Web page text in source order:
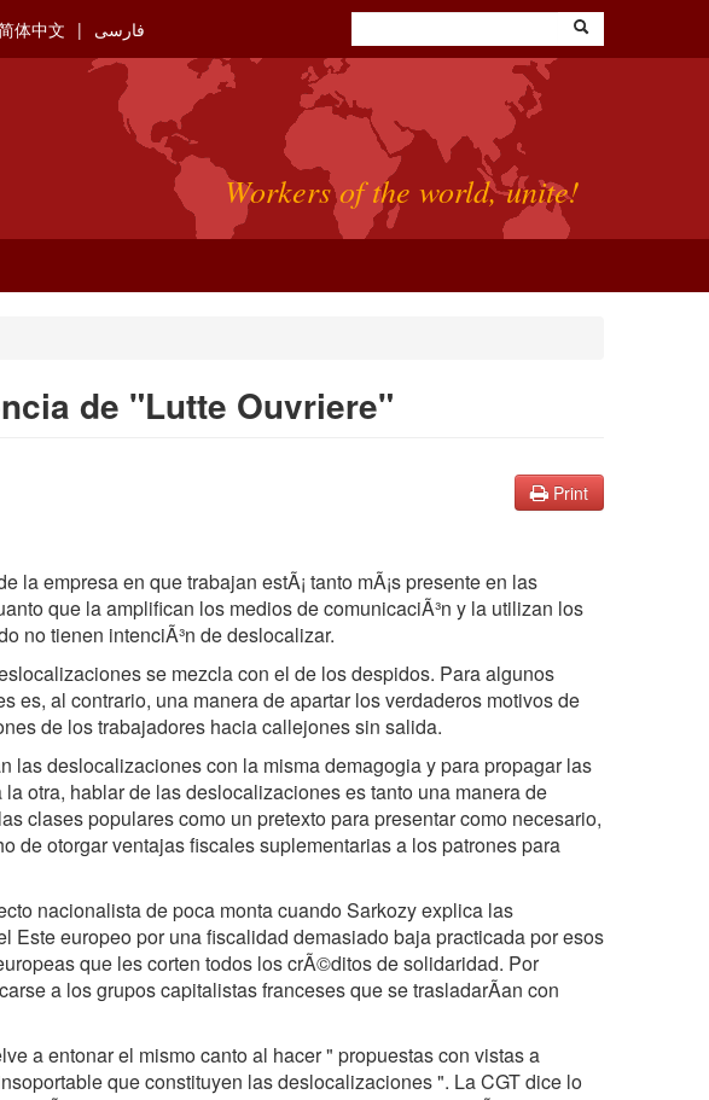
体中文 فارسی
Workers of the world, unite!
de "Lutte Ouvriere"
Print
la empresa en que trabajan estÃ¡ tanto mÃ¡s presente en las
que la amplifican los medios de comunicaciÃ³n y la utilizan los
no tienen intenciÃ³n de deslocalizar.
se mezcla con el de los despidos. Para algunos
es, al contrario, una manera de apartar los verdaderos motivos de
de los trabajadores hacia callejones sin salida.
las deslocalizaciones con la misma demagogia y para propagar las
otra, hablar de las deslocalizaciones es tanto una manera de
clases populares como un pretexto para presentar como necesario,
de otorgar ventajas fiscales suplementarias a los patrones para
nacionalista de poca monta cuando Sarkozy explica las
Este europeo por una fiscalidad demasiado baja practicada por esos
que les corten todos los crÃ©ditos de solidaridad. Por
a los grupos capitalistas franceses que se trasladarÃan con
a entonar el mismo canto al hacer " propuestas con vistas a
que constituyen las deslocalizaciones ". La CGT dice lo